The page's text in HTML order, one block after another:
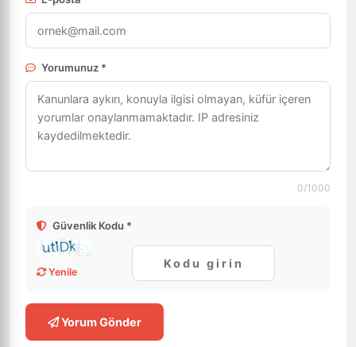
Yorumunuz *
0/1000
Güvenlik Kodu *
Yenile
Yorum Gönder